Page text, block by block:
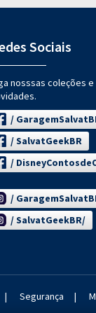
Sociais
nosssas coleções
/
/ SalvatGeekBR
/
/
/ SalvatGeekBR/
| Segurança |